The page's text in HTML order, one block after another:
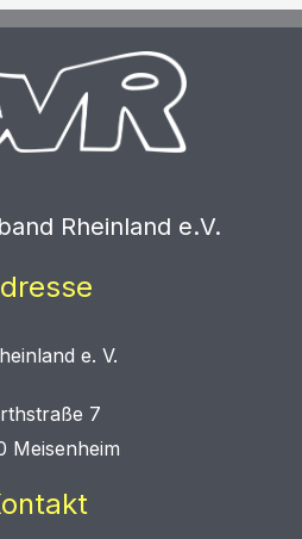
Rheinland e.V.
e. V.
7
Meisenheim